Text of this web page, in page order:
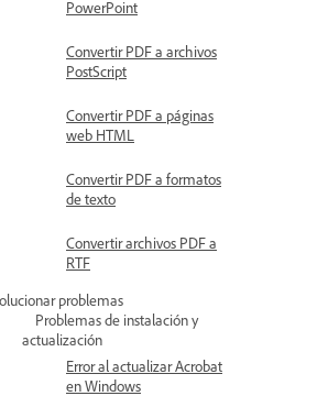
PowerPoint
Convertir PDF a archivos
PostScript
Convertir PDF a páginas
web HTML
Convertir PDF a formatos
de texto
Convertir archivos PDF a
RTF
problemas
Problemas de instalación y
actualización
Error al actualizar Acrobat
en Windows